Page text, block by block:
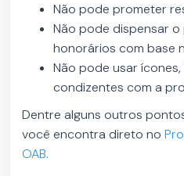
Não pode prometer
Não pode dispensar
honorários com base
Não pode usar
condizentes com a
Dentre alguns outros
você encontra direto no
OAB.